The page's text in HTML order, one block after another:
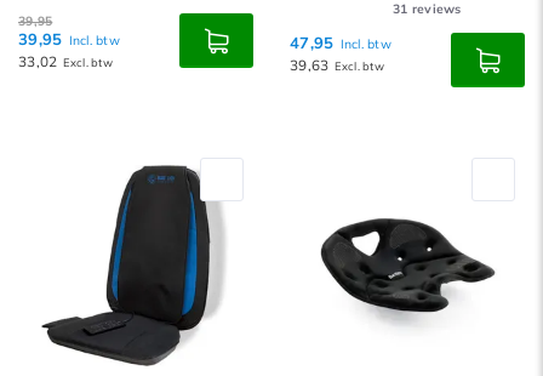
39,95
39,95 Incl. btw
33,02 Excl. btw
31 reviews
47,95 Incl. btw
39,63 Excl. btw